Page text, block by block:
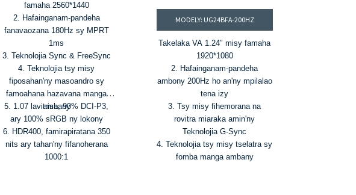
famaha 2560*1440
2. Hafainganam-pandeha
fanavaozana 180Hz sy MPRT
1ms
3. Teknolojia Sync & FreeSync
4. Teknolojia tsy misy
fiposahan'ny masoandro sy
famoahana hazavana manga
ambany
5. 1.07 lavitrisa, 90% DCI-P3,
ary 100% sRGB ny lokony
6. HDR400, famirapiratana 350
nits ary tahan'ny fifanoherana
1000:1
MODELY: UG24BFA-200HZ
Takelaka VA 1.24″ misy famaha
1920*1080
2. Hafainganam-pandeha
ambony 200Hz ho an'ny mpilalao
tena izy
3. Tsy misy fihemorana na
rovitra miaraka amin'ny
Teknolojia G-Sync
4. Teknolojia tsy misy tselatra sy
fomba manga ambany